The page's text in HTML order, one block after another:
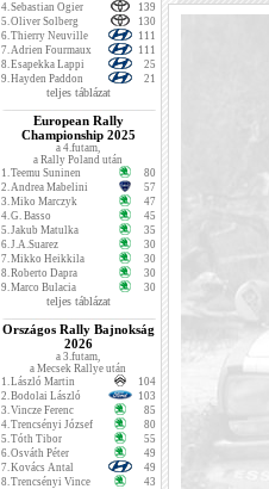
4.Sebastian Ogier
139
5.Oliver Solberg
130
6.Thierry Neuville
111
7.Adrien Fourmaux
111
8.Esapekka Lappi
25
9.Hayden Paddon 21
teljes táblázat
European Rally
Championship 2025
a 4.futam,
a Rally Poland után
1.Teemu Suninen
80
2.Andrea Mabelini
57
3.Miko Marczyk
47
4.G. Basso
45
5.Jakub Matulka
35
6.J.A.Suarez
30
7.Mikko Heikkila
30
8.Roberto Dapra
30
9.Marco Bulacia 30
teljes táblázat
Országos Rally Bajnokság
2026
a 3.futam,
a Mecsek Rallye után
1.László Martin
104
2.Bodolai László
103
3.Vincze Ferenc
85
4.Trencsényi József
80
5.Tóth Tibor
55
6.Osváth Péter
49
7.Kovács Antal
49
8.Trencsényi Vince
43